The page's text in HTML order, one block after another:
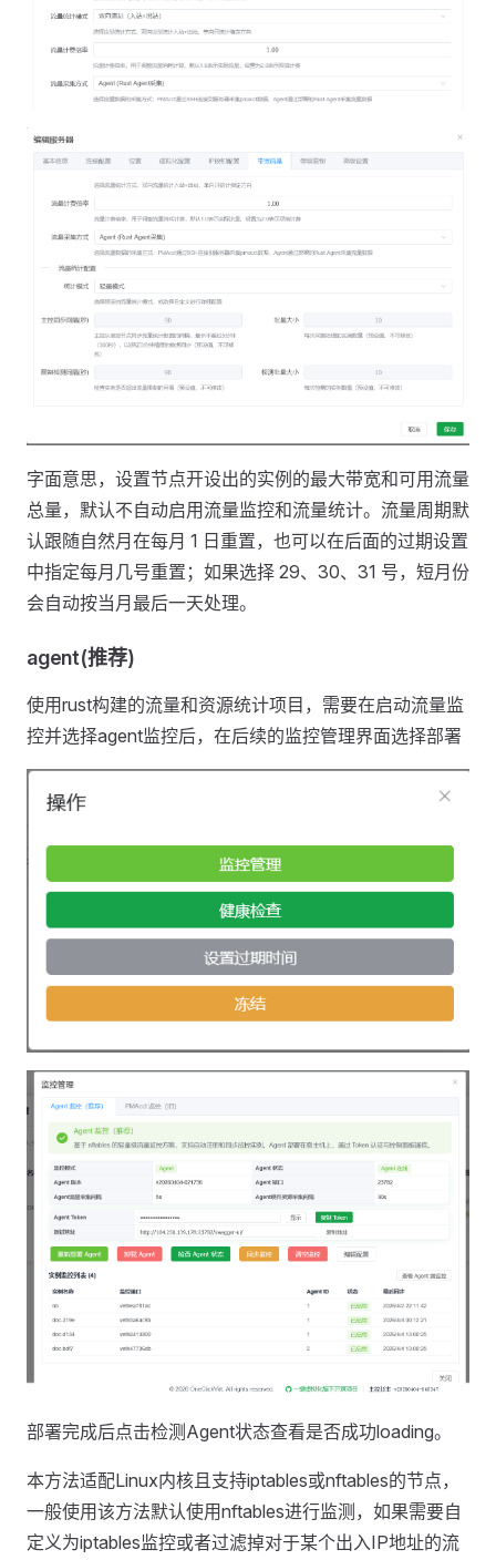
字面意思，设置节点开设出的实例的最大带宽和可用流量
总量，默认不自动启用流量监控和流量统计。流量周期默
认跟随自然月在每月 1 日重置，也可以在后面的过期设置
中指定每月几号重置；如果选择 29、30、31 号，短月份
会自动按当月最后一天处理。
agent(推荐)
使用rust构建的流量和资源统计项目，需要在启动流量监
控并选择agent监控后，在后续的监控管理界面选择部署
部署完成后点击检测Agent状态查看是否成功loading。
本方法适配Linux内核且支持iptables或nftables的节点，
一般使用该方法默认使用nftables进行监测，如果需要自
定义为iptables监控或者过滤掉对于某个出入IP地址的流